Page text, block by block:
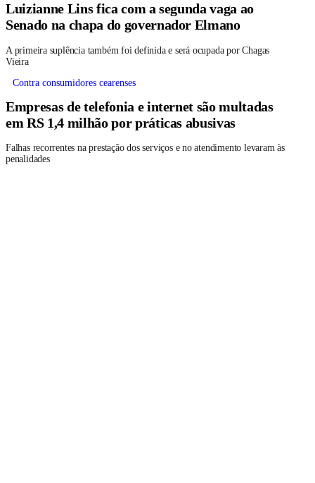
Luizianne Lins fica com a segunda vaga ao
Senado na chapa do governador Elmano
A primeira suplência também foi definida e será ocupada por Chagas
Vieira
Contra consumidores cearenses
Empresas de telefonia e internet são multadas
em RS 1,4 milhão por práticas abusivas
Falhas recorrentes na prestação dos serviços e no atendimento levaram às
penalidades